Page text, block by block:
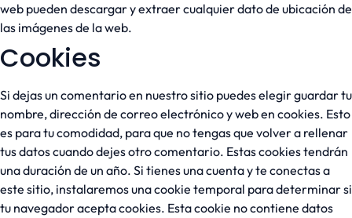
web pueden descargar y extraer cualquier dato de ubicación de
las imágenes de la web.
Cookies
Si dejas un comentario en nuestro sitio puedes elegir guardar tu
nombre, dirección de correo electrónico y web en cookies. Esto
es para tu comodidad, para que no tengas que volver a rellenar
tus datos cuando dejes otro comentario. Estas cookies tendrán
una duración de un año. Si tienes una cuenta y te conectas a
este sitio, instalaremos una cookie temporal para determinar si
tu navegador acepta cookies. Esta cookie no contiene datos